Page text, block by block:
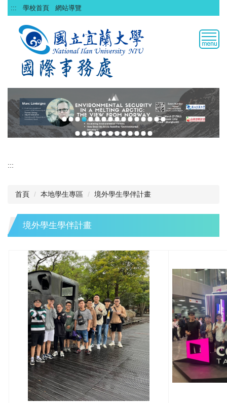
跳
到
::: 學校首頁 網站導覽
:::
首頁 本地學生專區 境外學生學伴計畫
境外學生學伴計畫